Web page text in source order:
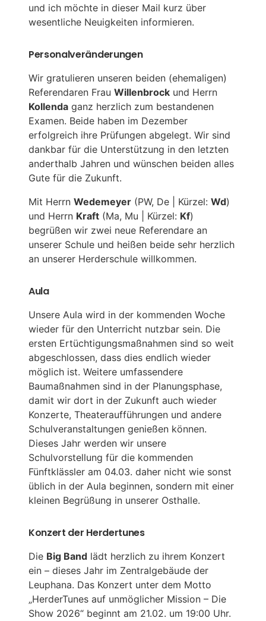
und ich möchte in dieser Mail kurz über
wesentliche Neuigkeiten informieren.
Personalveränderungen
Wir gratulieren unseren beiden (ehemaligen)
Referendaren Frau Willenbrock und Herrn
Kollenda ganz herzlich zum bestandenen
Examen. Beide haben im Dezember
erfolgreich ihre Prüfungen abgelegt. Wir sind
dankbar für die Unterstützung in den letzten
anderthalb Jahren und wünschen beiden alles
Gute für die Zukunft.
Mit Herrn Wedemeyer (PW, De | Kürzel: Wd)
und Herrn Kraft (Ma, Mu | Kürzel: Kf)
begrüßen wir zwei neue Referendare an
unserer Schule und heißen beide sehr herzlich
an unserer Herderschule willkommen.
Aula
Unsere Aula wird in der kommenden Woche
wieder für den Unterricht nutzbar sein. Die
ersten Ertüchtigungsmaßnahmen sind so weit
abgeschlossen, dass dies endlich wieder
möglich ist. Weitere umfassendere
Baumaßnahmen sind in der Planungsphase,
damit wir dort in der Zukunft auch wieder
Konzerte, Theateraufführungen und andere
Schulveranstaltungen genießen können.
Dieses Jahr werden wir unsere
Schulvorstellung für die kommenden
Fünftklässler am 04.03. daher nicht wie sonst
üblich in der Aula beginnen, sondern mit einer
kleinen Begrüßung in unserer Osthalle.
Konzert der Herdertunes
Die Big Band lädt herzlich zu ihrem Konzert
ein – dieses Jahr im Zentralgebäude der
Leuphana. Das Konzert unter dem Motto
„HerderTunes auf unmöglicher Mission – Die
Show 2026“ beginnt am 21.02. um 19:00 Uhr.